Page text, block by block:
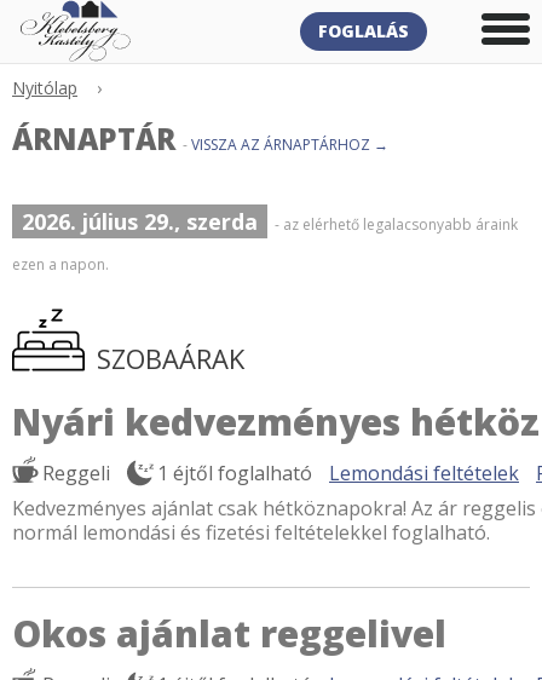
FOGLALÁS
Nyitólap ›
ÁRNAPTÁR -VISSZA AZ ÁRNAPTÁRHOZ →
2026. július 29., szerda
- az elérhető legalacsonyabb áraink
ezen a napon.
SZOBAÁRAK
Nyári kedvezményes
Reggeli 1 éjtől foglalható Lemondási feltételek
Kedvezményes ajánlat csak hétköznapokra! Az ár
normál lemondási és fizetési feltételekkel foglalható.
Okos ajánlat reggelivel